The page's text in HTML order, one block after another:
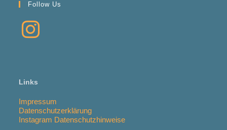
Follow Us
Links
Impressum
Datenschutzerklärung
Instagram Datenschutzhinweise